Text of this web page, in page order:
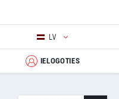
LV
IELOGOTIES